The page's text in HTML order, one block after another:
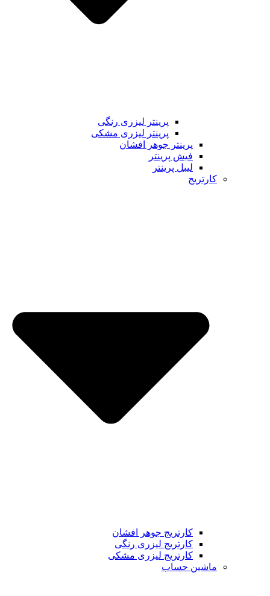
پرینتر لیزری رنگی
پرینتر لیزری مشکی
پرینتر جوهر افشان
فیش پرینتر
لیبل پرینتر
کارتریج
کارتریج جوهر افشان
کارتریج لیزری رنگی
کارتریج لیزری مشکی
ماشین حساب